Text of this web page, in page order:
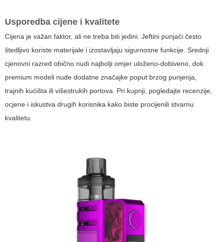
Usporedba cijene i kvalitete
Cijena je važan faktor, ali ne treba biti jedini. Jeftini punjači često
štedljivo koriste materijale i izostavljaju sigurnosne funkcije. Srednji
cjenovni razred obično nudi najbolji omjer uloženo-dobiveno, dok
premium modeli nude dodatne značajke poput brzog punjenja,
trajnih kućišta ili višestrukih portova. Pri kupnji, pogledajte recenzije,
ocjene i iskustva drugih korisnika kako biste procijenili stvarnu
kvalitetu.